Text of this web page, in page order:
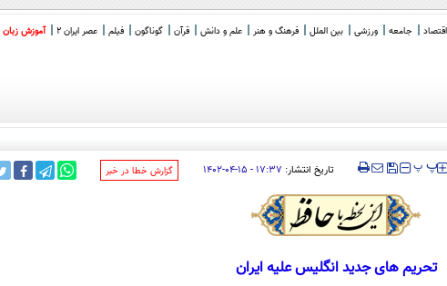
اقتصاد جامعه ورزشی بین الملل فرهنگ و هنر علم و دانش قرآن گوناگون فیلم عصر ایران 2 آموزش زبان
‍‍‍ پ پ تاریخ انتشار: ۱۷:۳۷ - ۱۵-۰۴-۱۴۰۲ ‌گزارش خطا در خبر
تحریم‌ های جدید انگلیس علیه ایران